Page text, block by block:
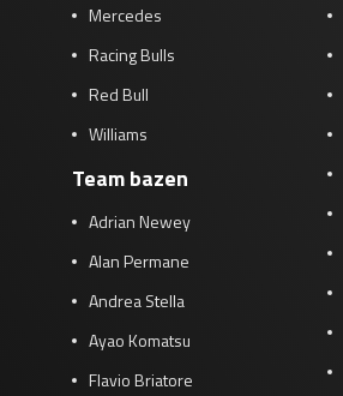
Mercedes
Racing Bulls
Red Bull
Williams
Team bazen
Adrian Newey
Alan Permane
Andrea Stella
Ayao Komatsu
Flavio Briatore